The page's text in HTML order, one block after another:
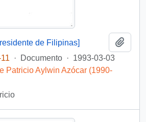
de Filipinas]
· Documento · 1993-03-03
Patricio Aylwin Azócar (1990-